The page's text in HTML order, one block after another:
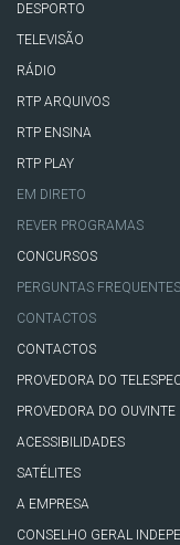
DESPORTO
TELEVISÃO
RÁDIO
RTP ARQUIVOS
RTP ENSINA
RTP PLAY
EM DIRETO
REVER PROGRAMAS
CONCURSOS
PERGUNTAS FREQUENTES
CONTACTOS
CONTACTOS
PROVEDORA DO
PROVEDORA DO OUVINTE
ACESSIBILIDADES
SATÉLITES
A EMPRESA
CONSELHO GERAL